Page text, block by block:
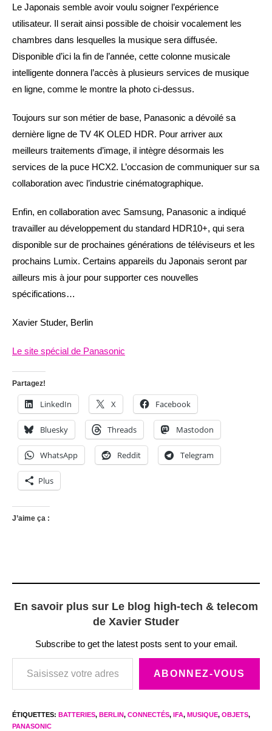
Le Japonais semble avoir voulu soigner l’expérience
utilisateur. Il serait ainsi possible de choisir vocalement les
chambres dans lesquelles la musique sera diffusée.
Disponible d’ici la fin de l’année, cette colonne musicale
intelligente donnera l’accès à plusieurs services de musique
en ligne, comme le montre la photo ci-dessus.
Toujours sur son métier de base, Panasonic a dévoilé sa
dernière ligne de TV 4K OLED HDR. Pour arriver aux
meilleurs traitements d’image, il intègre désormais les
services de la puce HCX2. L’occasion de communiquer sur sa
collaboration avec l’industrie cinématographique.
Enfin, en collaboration avec Samsung, Panasonic a indiqué
travailler au développement du standard HDR10+, qui sera
disponible sur de prochaines générations de téléviseurs et les
prochains Lumix. Certains appareils du Japonais seront par
ailleurs mis à jour pour supporter ces nouvelles
spécifications…
Xavier Studer, Berlin
Le site spécial de Panasonic
Partagez!
LinkedIn X Facebook
Bluesky Threads Mastodon
WhatsApp Reddit Telegram
Plus
J’aime ça :
En savoir plus sur Le blog high-tech & telecom
de Xavier Studer
Subscribe to get the latest posts sent to your email.
Saisissez votre adresse e-mail…
ABONNEZ-VOUS
ÉTIQUETTES: BATTERIES, BERLIN, CONNECTÉS, IFA, MUSIQUE, OBJETS,
PANASONIC